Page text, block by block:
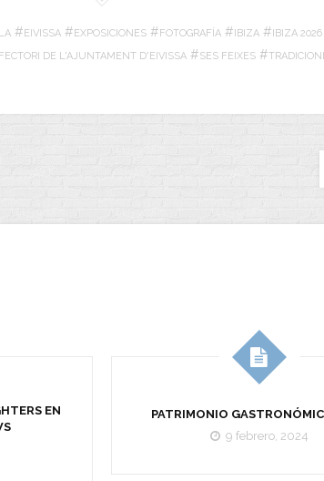
#EIVISSA #EXPOSICIONES #FOTOGRAFÍA #IBIZA #IBIZA 2026
DE L'AJUNTAMENT D'EIVISSA #SES FEIXES #
EN
PATRIMONIO
9 febrero, 2024